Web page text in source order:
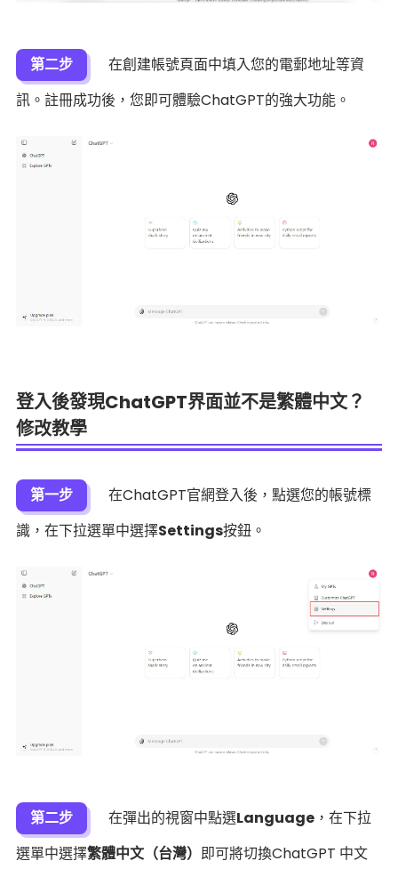
第二步
在創建帳號頁面中填入您的電郵地址等資
訊。註冊成功後，您即可體驗ChatGPT的強大功能。
登入後發現ChatGPT界面並不是繁體中文？
修改教學
第一步
在ChatGPT官網登入後，點選您的帳號標
識，在下拉選單中選擇Settings按鈕。
第二步 在彈出的視窗中點選Language ，在下拉
選單中選擇繁體中文（台灣） 即可將切換ChatGPT 中文